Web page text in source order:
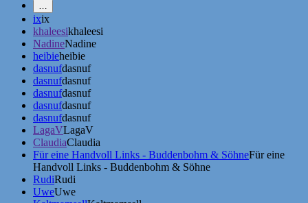
…
Erwähnungen
zeigen
ixix
khaleesikhaleesi
NadineNadine
heibieheibie
dasnufdasnuf
dasnufdasnuf
dasnufdasnuf
dasnufdasnuf
dasnufdasnuf
LagaVLagaV
ClaudiaClaudia
Für eine Handvoll Links - Buddenbohm & SöhneFür eine
Handvoll Links - Buddenbohm & Söhne
RudiRudi
UweUwe